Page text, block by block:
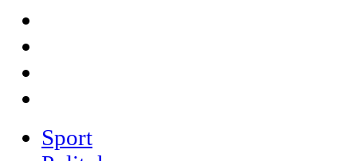
Sport